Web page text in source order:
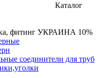
Каталог
фитинг УКРАИНА 10%
соединители для труб